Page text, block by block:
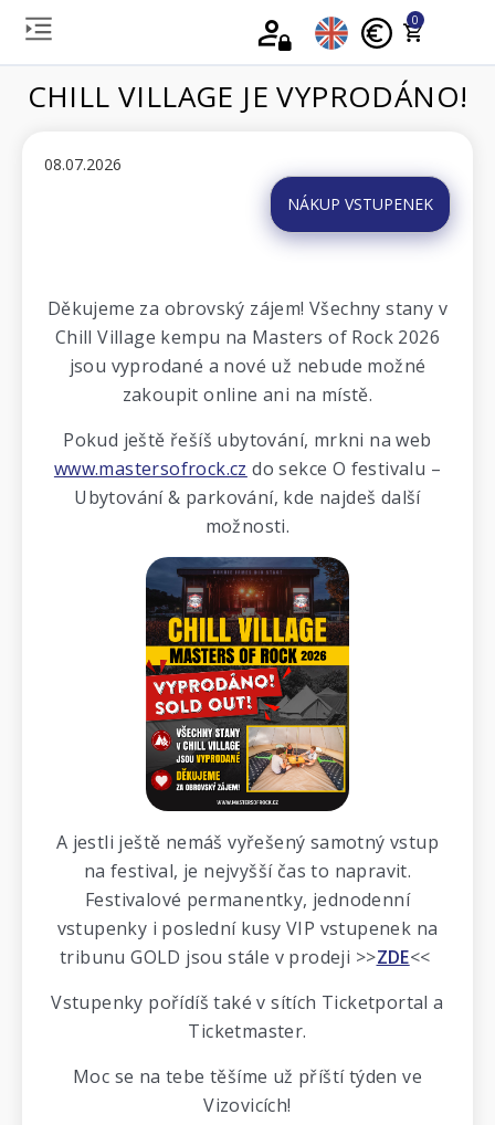
0
CHILL VILLAGE JE VYPRODÁNO!
08.07.2026
NÁKUP VSTUPENEK
Děkujeme za obrovský zájem! Všechny stany v
Chill Village kempu na Masters of Rock 2026
jsou vyprodané a nové už nebude možné
zakoupit online ani na místě.
Pokud ještě řešíš ubytování, mrkni na web
www.mastersofrock.cz do sekce O festivalu –
Ubytování & parkování, kde najdeš další
možnosti.
A jestli ještě nemáš vyřešený samotný vstup
na festival, je nejvyšší čas to napravit.
Festivalové permanentky, jednodenní
vstupenky i poslední kusy VIP vstupenek na
tribunu GOLD jsou stále v prodeji >>ZDE<<
Vstupenky pořídíš také v sítích Ticketportal a
Ticketmaster.
Moc se na tebe těšíme už příští týden ve
Vizovicích!